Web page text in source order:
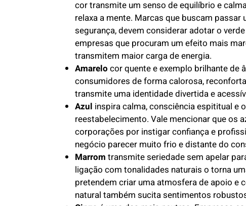
cor transmite um senso de equilíbrio e
relaxa a mente. Marcas que buscam
segurança, devem considerar adotar o
empresas que procuram um efeito mais
transmitem maior carga de energia.
Amarelo cor quente e exemplo brilhante de
consumidores de forma calorosa,
transmite uma identidade divertida e
Azul inspira calma, consciência espititual e
reestabelecimento. Vale mencionar que os
corporações por instigar confiança e
negócio parecer muito frio e distante do
Marrom transmite seriedade sem apelar
ligação com tonalidades naturais o torna
pretendem criar uma atmosfera de apoio e
natural também sucita sentimentos